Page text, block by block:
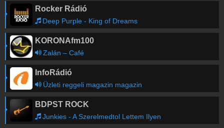
Rocker Rádió
Deep Purple - King of Dreams
KORONAfm100
Zalán – Café
InfoRádió
Üzleti reggeli magazin magazin
BDPST ROCK
Junkies - A Szerelmedtol Lettem Ilyen